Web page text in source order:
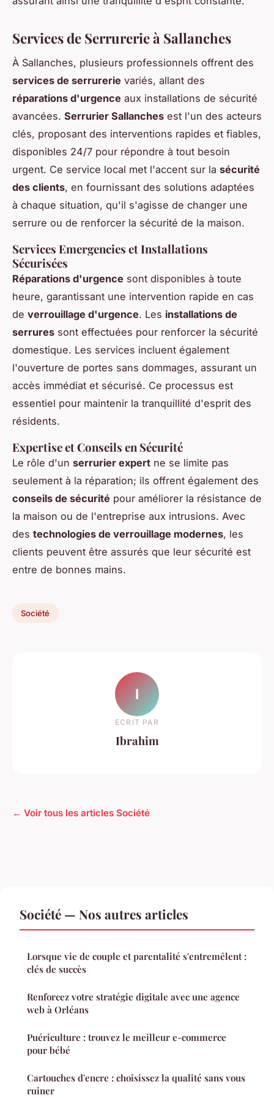
Services de Serrurerie à Sallanches
À Sallanches, plusieurs professionnels offrent des
services de serrurerie variés, allant des
réparations d'urgence aux installations de sécurité
avancées. Serrurier Sallanches est l'un des acteurs
clés, proposant des interventions rapides et fiables,
disponibles 24/7 pour répondre à tout besoin
urgent. Ce service local met l'accent sur la sécurité
des clients, en fournissant des solutions adaptées
à chaque situation, qu'il s'agisse de changer une
serrure ou de renforcer la sécurité de la maison.
Services Emergencies et Installations
Sécurisées
Réparations d'urgence sont disponibles à toute
heure, garantissant une intervention rapide en cas
de verrouillage d'urgence. Les installations de
serrures sont effectuées pour renforcer la sécurité
domestique. Les services incluent également
l'ouverture de portes sans dommages, assurant un
accès immédiat et sécurisé. Ce processus est
essentiel pour maintenir la tranquillité d'esprit des
résidents.
Expertise et Conseils en Sécurité
Le rôle d'un serrurier expert ne se limite pas
seulement à la réparation; ils offrent également des
conseils de sécurité pour améliorer la résistance de
la maison ou de l'entreprise aux intrusions. Avec
des technologies de verrouillage modernes, les
clients peuvent être assurés que leur sécurité est
entre de bonnes mains.
Société
I
ECRIT PAR
Ibrahim
← Voir tous les articles Société
Société — Nos autres articles
Lorsque vie de couple et parentalité s'entremêlent :
clés de succès
Renforcez votre stratégie digitale avec une agence
web à Orléans
Puériculture : trouvez le meilleur e-commerce
pour bébé
Cartouches d'encre : choisissez la qualité sans vous
ruiner